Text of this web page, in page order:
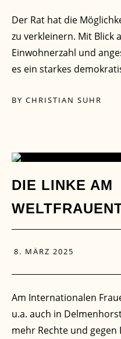
Der Rat hat die
zu verkleinern. Mit Blick
Einwohnerzahl und
es ein starkes
BY CHRISTIAN SUHR
08
MÄRZ
DIE LINKE AM
8. MÄRZ 2025
Am Internationalen
u.a. auch in
mehr Rechte und